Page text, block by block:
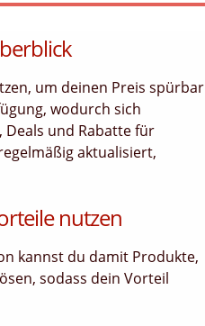
um deinen Preis spürbar
wodurch sich
Deals und Rabatte für
aktualisiert,
nutzen
kannst du damit Produkte,
sodass dein Vorteil